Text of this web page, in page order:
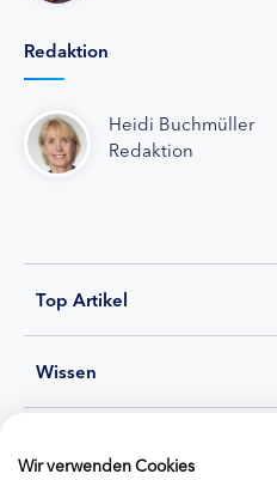
Redaktion
Heidi Buchmüller
Redaktion
Top Artikel
Wissen
Wir verwenden Cookies